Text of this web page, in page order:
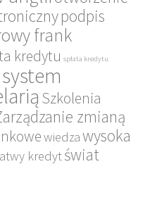
podpis
frank
kredytu spłata kredytu
system
Szkolenia
zmianą
wiedzawysoka
kredytświat